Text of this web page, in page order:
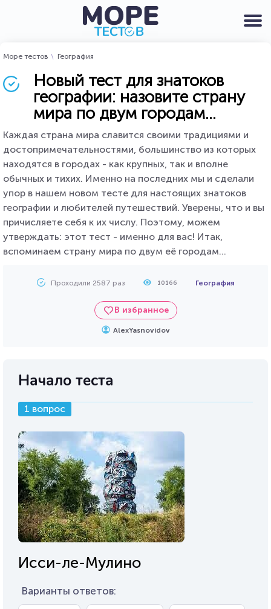
Море тестов География
Новый тест для знатоков
географии: назовите страну
мира по двум городам...
Каждая страна мира славится своими традициями и
достопримечательностями, большинство из которых
находятся в городах - как крупных, так и вполне
обычных и тихих. Именно на последних мы и сделали
упор в нашем новом тесте для настоящих знатоков
географии и любителей путешествий. Уверены, что и вы
причисляете себя к их числу. Поэтому, можем
утверждать: этот тест - именно для вас! Итак,
вспоминаем страну мира по двум её городам...
Проходили 2587 раз 10166 География
В избранное
AlexYasnovidov
Начало теста
1 вопрос
Исси-ле-Мулино
Варианты ответов: